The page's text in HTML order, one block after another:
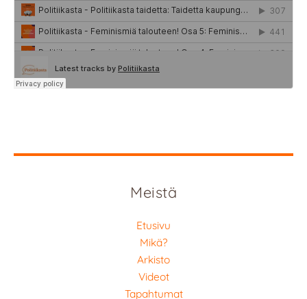
Meistä
Etusivu
Mikä?
Arkisto
Videot
Tapahtumat